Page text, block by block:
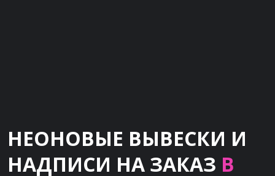
НЕОНОВЫЕ ВЫВЕСКИ И
НАДПИСИ НА ЗАКАЗ В